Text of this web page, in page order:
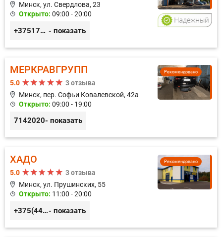
Минск, ул. Свердлова, 23
Открыто: 09:00 - 20:00
+375173212443 - показать
Рекомендовано
МЕРКРАВГРУПП
5.0
3 отзыва
Минск, пер. Софьи Ковалевской, 42а
Открыто: 09:00 - 19:00
7142020- показать
Рекомендовано
ХАДО
5.0
3 отзыва
Минск, ул. Прушинских, 55
Открыто: 11:00 - 20:00
+375(44) 559-27-77- показать